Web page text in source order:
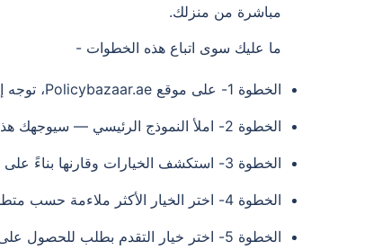
مباشرة من منزلك.
ما عليك سوى اتباع هذه الخطوات -
الخطوة 1- على موقع Policybazaar.ae، توجه إلى قسم "تأمين السيارة".
الخطوة 2- املأ النموذج الرئيسي — سيوجهك هذا إلى صفحة عروض أسعار التأمين على السيارات لدينا.
الخطوة 3- استكشف الخيارات وقارنها بناءً على ميزاتها وأقساط التأمين والمزيد.
الخطوة 4- اختر الخيار الأكثر ملاءمة حسب متطلباتك.
الخطوة 5- اختر خيار التقدم بطلب للحصول على خطة التأمين للسيارة التي اخترتها.